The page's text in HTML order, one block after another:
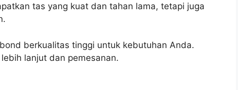
tas yang kuat dan tahan lama, tetapi juga
berkualitas tinggi untuk kebutuhan Anda.
lanjut dan pemesanan.